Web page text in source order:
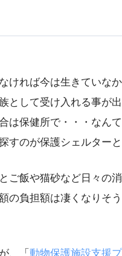
ければ今は生きていな
として受け入れる事が
は保健所で・・・なん
すのが保護シェルター
ご飯や猫砂など日々の
の負担額は凄くなりそ
、「 動物保護施設支援